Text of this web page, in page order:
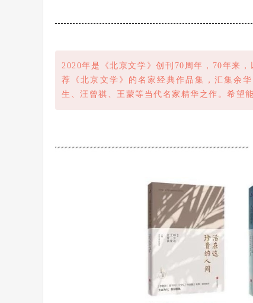
2020年是《北京文学》创刊70周年，70年来
荐《北京文学》的名家经典作品集，汇集余
生、汪曾祺、王蒙等当代名家精华之作。希望